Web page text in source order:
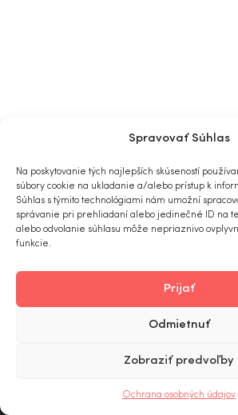
Spravovať Súhlas
Na poskytovanie tých najlepších skúseností
súbory cookie na ukladanie a/alebo prístup k
Súhlas s týmito technológiami nám umožní
správanie pri prehliadaní alebo jedinečné ID na
alebo odvolanie súhlasu môže nepriaznivo
funkcie.
Prijať
Odmietnuť
Zobraziť predvoľby
Ochrana osobných údajov